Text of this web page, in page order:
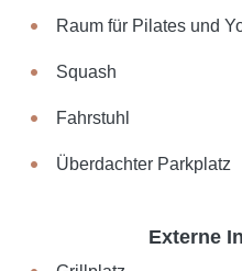
Raum für Pilates und
Squash
Fahrstuhl
Überdachter Parkplatz
Externe